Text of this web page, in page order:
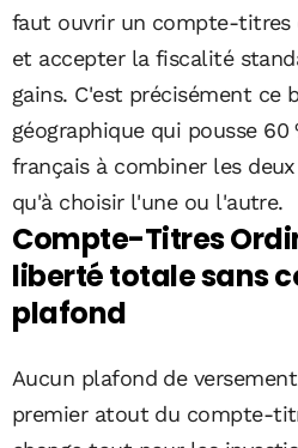
faut ouvrir un compte-titres
et accepter la fiscalité
gains. C'est précisément ce
géographique qui pousse 60
français à combiner les
qu'à choisir l'une ou l'autre.
Compte-Titres
liberté totale sans
plafond
Aucun plafond de
premier atout du compte-